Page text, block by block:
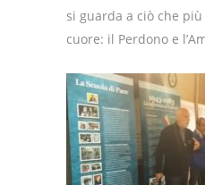
si guarda a ciò che
cuore: il Perdono e